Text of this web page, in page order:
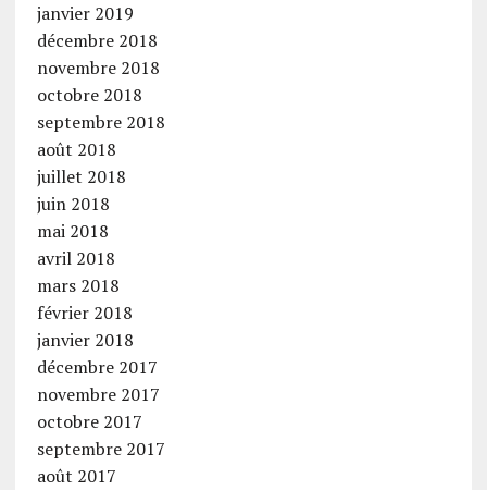
janvier 2019
décembre 2018
novembre 2018
octobre 2018
septembre 2018
août 2018
juillet 2018
juin 2018
mai 2018
avril 2018
mars 2018
février 2018
janvier 2018
décembre 2017
novembre 2017
octobre 2017
septembre 2017
août 2017